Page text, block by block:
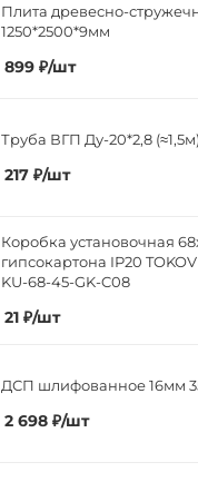
Плита древесно-
1250*2500*9мм
899 ₽/шт
Труба ВГП Ду-20*2,8
217 ₽/шт
Коробка установочная
гипсокартона IP20 TOKOV
KU-68-45-GK-C08
21 ₽/шт
ДСП шлифованное 16мм
2 698 ₽/шт